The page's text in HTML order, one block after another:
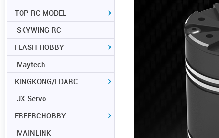
TOP RC MODEL
SKYWING RC
FLASH HOBBY
Maytech
KINGKONG/LDARC
JX Servo
FREERCHOBBY
MAINLINK